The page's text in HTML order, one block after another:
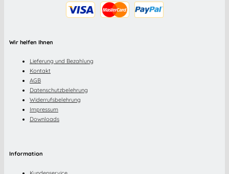
Wir helfen Ihnen
Lieferung und Bezahlung
Kontakt
AGB
Datenschutzbelehrung
Widerrufsbelehrung
Impressum
Downloads
Information